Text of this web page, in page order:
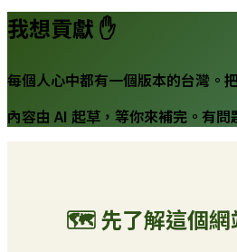
我想貢獻 ✋
每個人心中都有一個版本的台灣。
內容由 AI 起草，等你來補完。有問
🗺️ 先了解這個網